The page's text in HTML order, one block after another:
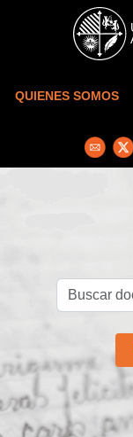
Skip to main content
QUIENES SOMOS